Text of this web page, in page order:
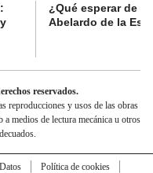
¿Qué esperar de
Abelardo de la
reservados.
reproducciones y usos de las obras
a medios de lectura mecánica u otros
Política de cookies